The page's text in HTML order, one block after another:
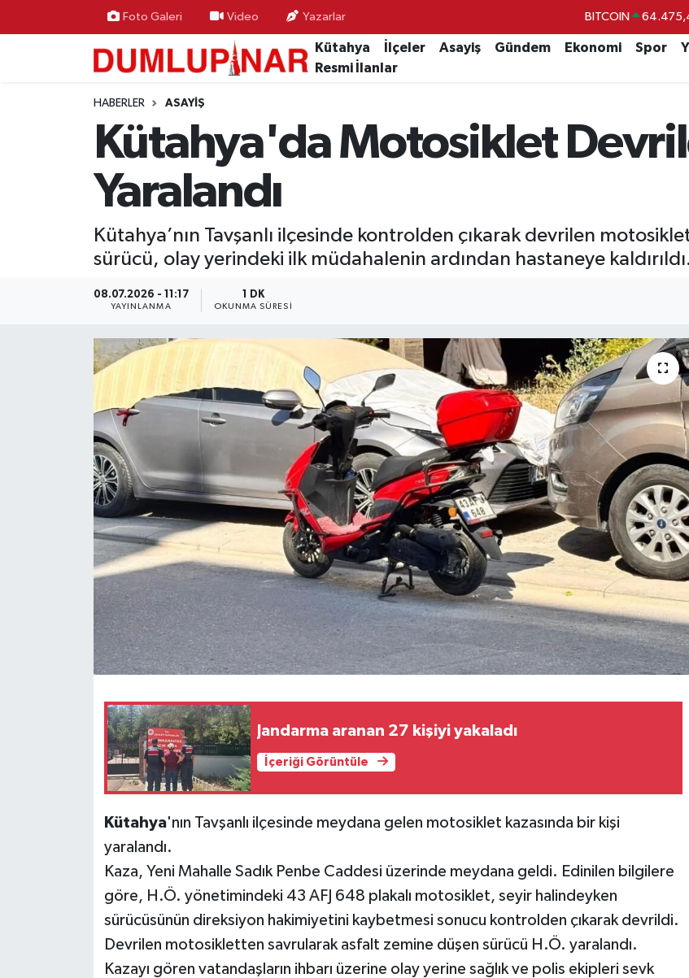
Foto Galeri Video Yazarlar DOLAR
EURO
BİST100
Kütahya İlçeler Asayiş Gündem Ekonomi Spor
Resmi İlanlar
HABERLER ASAYIŞ
Kütahya'da Motosiklet
Yaralandı
Kütahya’nın Tavşanlı ilçesinde kontrolden çıkarak devrilen
sürücü, olay yerindeki ilk müdahalenin ardından hastaneye kaldırıldı.
08.07.2026 - 11:17
YAYINLANMA
1 DK
OKUNMA SÜRESI
Jandarma aranan 27 kişiyi yakaladı
İçeriği Görüntüle
Kütahya'nın Tavşanlı ilçesinde meydana gelen motosiklet kazasında bir kişi
yaralandı.
Kaza, Yeni Mahalle Sadık Penbe Caddesi üzerinde meydana geldi. Edinilen bilgilere
göre, H.Ö. yönetimindeki 43 AFJ 648 plakalı motosiklet, seyir halindeyken
sürücüsünün direksiyon hakimiyetini kaybetmesi sonucu kontrolden çıkarak devrildi.
Devrilen motosikletten savrularak asfalt zemine düşen sürücü H.Ö. yaralandı.
Kazayı gören vatandaşların ihbarı üzerine olay yerine sağlık ve polis ekipleri sevk
Ekonomi
Eleman
Gündem
Haber İlanlar
Kültür-Sanat
Magazin
Resmi İlanlar
Vefat Haberleri
Kütahya Hava Durumu
Kütahya Trafik Yoğunluk Haritası
Süper Lig Puan Durumu ve Fikstür
Tüm Manşetler
Son Dakika Haberleri
Haber Arşivi